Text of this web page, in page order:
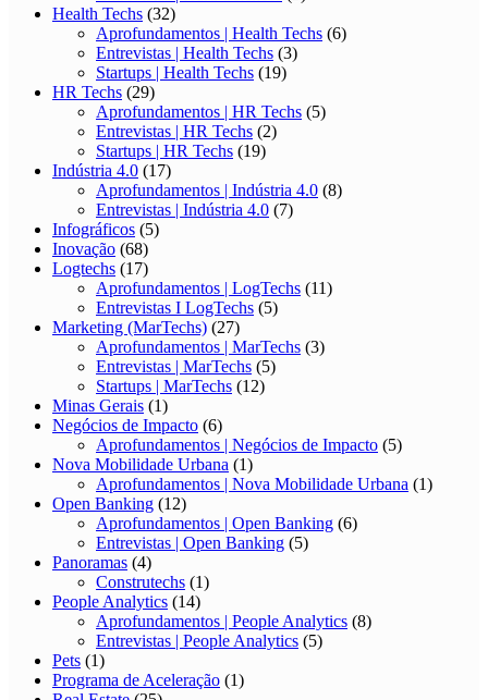
Health Techs (32)
Aprofundamentos | Health Techs (6)
Entrevistas | Health Techs (3)
Startups | Health Techs (19)
HR Techs (29)
Aprofundamentos | HR Techs (5)
Entrevistas | HR Techs (2)
Startups | HR Techs (19)
Indústria 4.0 (17)
Aprofundamentos | Indústria 4.0 (8)
Entrevistas | Indústria 4.0 (7)
Infográficos (5)
Inovação (68)
Logtechs (17)
Aprofundamentos | LogTechs (11)
Entrevistas I LogTechs (5)
Marketing (MarTechs) (27)
Aprofundamentos | MarTechs (3)
Entrevistas | MarTechs (5)
Startups | MarTechs (12)
Minas Gerais (1)
Negócios de Impacto (6)
Aprofundamentos | Negócios de Impacto (5)
Nova Mobilidade Urbana (1)
Aprofundamentos | Nova Mobilidade Urbana (1)
Open Banking (12)
Aprofundamentos | Open Banking (6)
Entrevistas | Open Banking (5)
Panoramas (4)
Construtechs (1)
People Analytics (14)
Aprofundamentos | People Analytics (8)
Entrevistas | People Analytics (5)
Pets (1)
Programa de Aceleração (1)